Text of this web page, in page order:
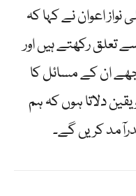
اعوان نے کہا کہ
سے تعلق رکھتے ہیں اور
ان کے مسائل کا
دلاتا ہوں کہ ہم
کریں گے۔